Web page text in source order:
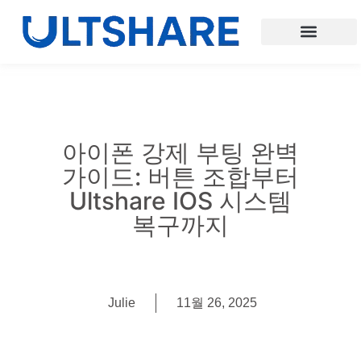
아이폰 강제 부팅 완벽
가이드: 버튼 조합부터
Ultshare IOS 시스템
복구까지
Julie 11월 26, 2025